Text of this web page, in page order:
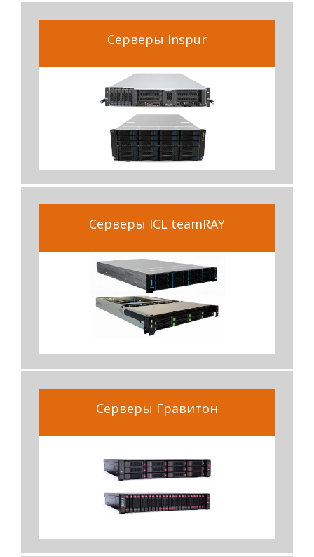
Серверы Inspur
Серверы ICL teamRAY
Серверы Гравитон